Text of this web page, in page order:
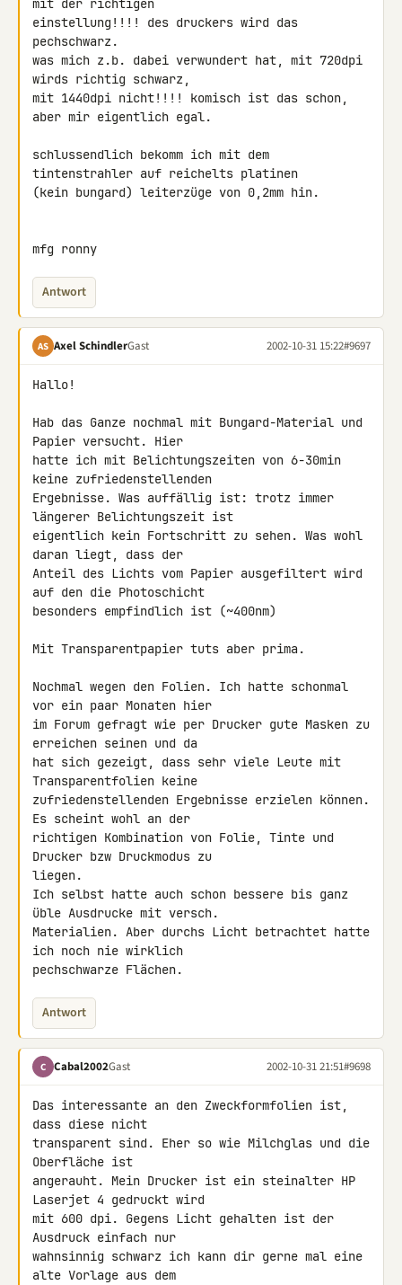
mit der richtigen
einstellung!!!! des druckers wird das
pechschwarz.
was mich z.b. dabei verwundert hat, mit 720dpi
wirds richtig schwarz,
mit 1440dpi nicht!!!! komisch ist das schon,
aber mir eigentlich egal.
schlussendlich bekomm ich mit dem
tintenstrahler auf reichelts platinen
(kein bungard) leiterzüge von 0,2mm hin.
mfg ronny
Antwort
AS Axel SchindlerGast 2002-10-31 15:22#9697
Hallo!
Hab das Ganze nochmal mit Bungard-Material und
Papier versucht. Hier
hatte ich mit Belichtungszeiten von 6-30min
keine zufriedenstellenden
Ergebnisse. Was auffällig ist: trotz immer
längerer Belichtungszeit ist
eigentlich kein Fortschritt zu sehen. Was wohl
daran liegt, dass der
Anteil des Lichts vom Papier ausgefiltert wird
auf den die Photoschicht
besonders empfindlich ist (~400nm)
Mit Transparentpapier tuts aber prima.
Nochmal wegen den Folien. Ich hatte schonmal
vor ein paar Monaten hier
im Forum gefragt wie per Drucker gute Masken zu
erreichen seinen und da
hat sich gezeigt, dass sehr viele Leute mit
Transparentfolien keine
zufriedenstellenden Ergebnisse erzielen können.
Es scheint wohl an der
richtigen Kombination von Folie, Tinte und
Drucker bzw Druckmodus zu
liegen.
Ich selbst hatte auch schon bessere bis ganz
üble Ausdrucke mit versch.
Materialien. Aber durchs Licht betrachtet hatte
ich noch nie wirklich
pechschwarze Flächen.
Antwort
C Cabal2002Gast 2002-10-31 21:51#9698
Das interessante an den Zweckformfolien ist,
dass diese nicht
transparent sind. Eher so wie Milchglas und die
Oberfläche ist
angerauht. Mein Drucker ist ein steinalter HP
Laserjet 4 gedruckt wird
mit 600 dpi. Gegens Licht gehalten ist der
Ausdruck einfach nur
wahnsinnig schwarz ich kann dir gerne mal eine
alte Vorlage aus dem